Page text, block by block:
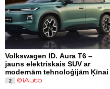
Volkswagen ID. Aura T6 –
jauns elektriskais SUV ar
modernām tehnoloģijām Ķīnai
2